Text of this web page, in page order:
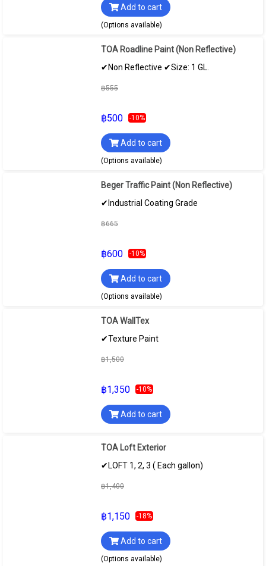
Add to cart
(Options available)
TOA Roadline Paint (Non Reflective)
✔Non Reflective ✔Size: 1 GL.
฿555
฿500 -10%
Add to cart
(Options available)
Beger Traffic Paint (Non Reflective)
✔Industrial Coating Grade
฿665
฿600 -10%
Add to cart
(Options available)
TOA WallTex
✔Texture Paint
฿1,500
฿1,350 -10%
Add to cart
TOA Loft Exterior
✔LOFT 1, 2, 3 ( Each gallon)
฿1,400
฿1,150 -18%
Add to cart
(Options available)